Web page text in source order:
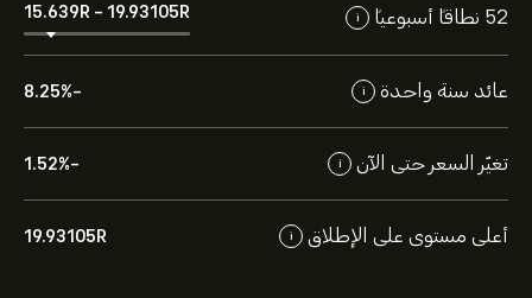
52 نطاقاً أسبوعياً i
15.639‎R‎ - 19.93105‎R‎
عائد سنة واحدة i
-8.25%
تغيّر السعر حتى الآن i
-1.52%
أعلى مستوى على الإطلاق i
19.93105‎R‎